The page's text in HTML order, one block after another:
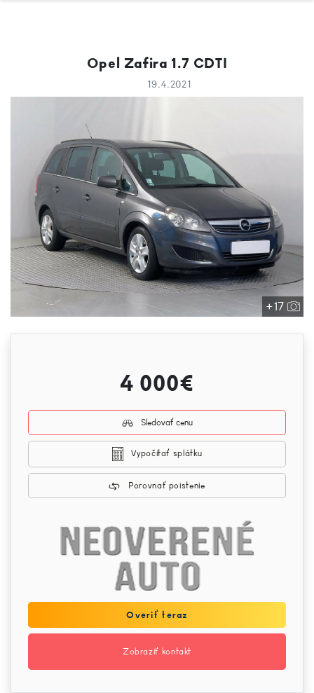
Opel Zafira 1.7 CDTI
19.4.2021
+17
4 000€
Sledovať cenu
Vypočítať splátku
Porovnať poistenie
Overiť teraz
Zobraziť kontakt